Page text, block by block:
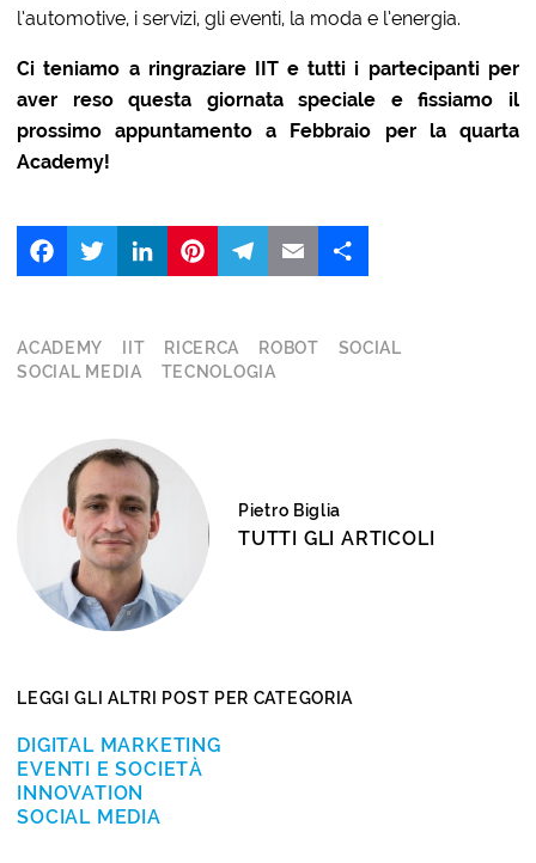
l’automotive, i servizi, gli eventi, la moda e l’energia.
Ci teniamo a ringraziare IIT e tutti i partecipanti per
aver reso questa giornata speciale e fissiamo il
prossimo appuntamento a Febbraio per la quarta
Academy!
LinkedIn
ACADEMY IIT RICERCA ROBOT
SOCIAL
SOCIAL MEDIA
TECNOLOGIA
Pietro Biglia
TUTTI GLI ARTICOLI
LEGGI GLI ALTRI POST PER CATEGORIA
DIGITAL MARKETING
EVENTI E SOCIETÀ
INNOVATION
SOCIAL MEDIA